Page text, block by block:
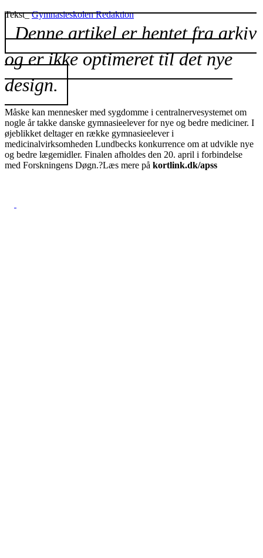
Tekst_Gymnasieskolen Redaktion
Denne artikel er hentet fra arkiv
og er ikke optimeret til det nye
design.
Måske kan mennesker med sygdomme i centralnervesystemet om
nogle år takke danske gymnasieelever for nye og bedre mediciner. I
øjeblikket deltager en række gymnasieelever i
medicinalvirksomheden Lundbecks konkurrence om at udvikle nye
og bedre lægemidler. Finalen afholdes den 20. april i forbindelse
med Forskningens Døgn.?Læs mere på kortlink.dk/apss